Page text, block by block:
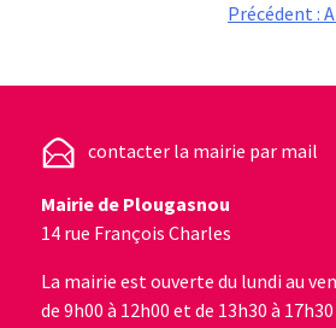
de
l’article
Précédent :
contacter la mairie par mail
Mairie de Plougasnou
14 rue François Charles
La mairie est ouverte du lundi au
de 9h00 à 12h00 et de 13h30 à 17h30